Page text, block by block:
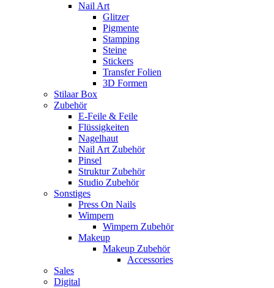
Nail Art
Glitzer
Pigmente
Stamping
Steine
Stickers
Transfer Folien
3D Formen
Stilaar Box
Zubehör
E-Feile & Feile
Flüssigkeiten
Nagelhaut
Nail Art Zubehör
Pinsel
Struktur Zubehör
Studio Zubehör
Sonstiges
Press On Nails
Wimpern
Wimpern Zubehör
Makeup
Makeup Zubehör
Accessories
Sales
Digital